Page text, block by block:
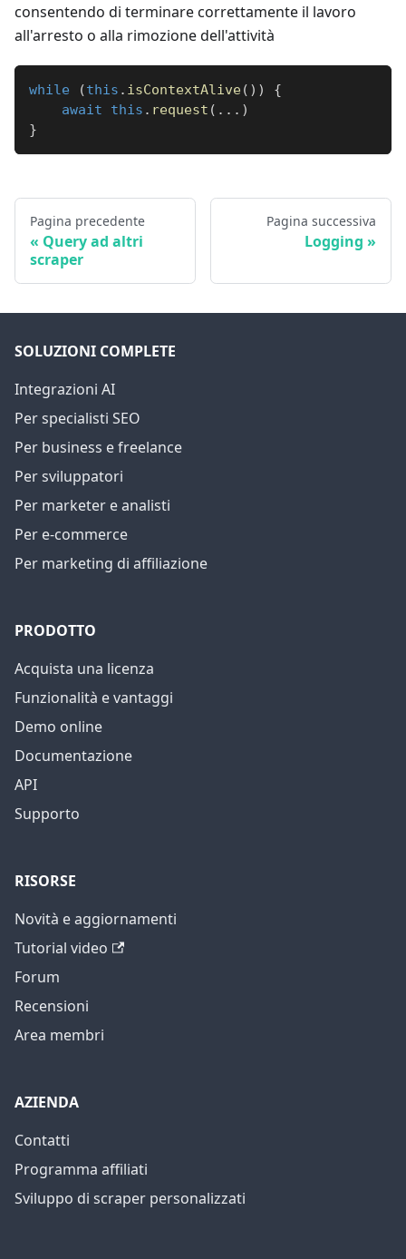
consentendo di terminare correttamente il lavoro
all'arresto o alla rimozione dell'attività
while (this . isContextAlive( ) )
{
await
this . request ( ... )
}
Pagina precedente
Query ad altri
scraper
Pagina successiva
Logging
SOLUZIONI COMPLETE
Integrazioni AI
Per specialisti SEO
Per business e freelance
Per sviluppatori
Per marketer e analisti
Per e-commerce
Per marketing di affiliazione
PRODOTTO
Acquista una licenza
Funzionalità e vantaggi
Demo online
Documentazione
API
Supporto
RISORSE
Novità e aggiornamenti
Tutorial video
Forum
Recensioni
Area membri
AZIENDA
Contatti
Programma affiliati
Sviluppo di scraper personalizzati